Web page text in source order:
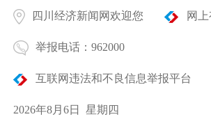
四川经济新闻网欢迎您 网
举报电话：962000
互联网违法和不良信息举报平台
2026年8月6日 星期四